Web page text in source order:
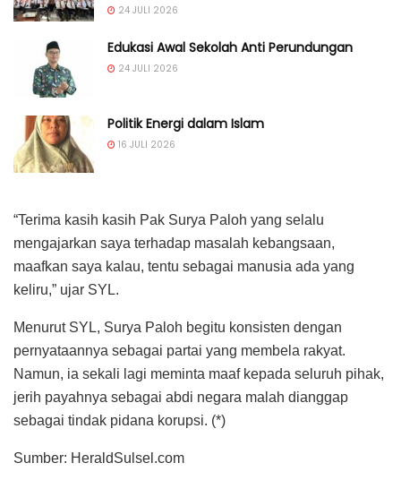
24 JULI 2026
Edukasi Awal Sekolah Anti Perundungan
24 JULI 2026
Politik Energi dalam Islam
16 JULI 2026
“Terima kasih kasih Pak Surya Paloh yang selalu
mengajarkan saya terhadap masalah kebangsaan,
maafkan saya kalau, tentu sebagai manusia ada yang
keliru,” ujar SYL.
Menurut SYL, Surya Paloh begitu konsisten dengan
pernyataannya sebagai partai yang membela rakyat.
Namun, ia sekali lagi meminta maaf kepada seluruh pihak,
jerih payahnya sebagai abdi negara malah dianggap
sebagai tindak pidana korupsi. (*)
Sumber: HeraldSulsel.com